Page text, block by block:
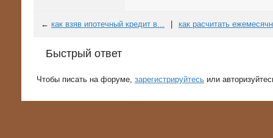
← как взяв ипотечный кредит в... как расчитать
Быстрый ответ
Чтобы писать на форуме, зарегистрируйтесь или